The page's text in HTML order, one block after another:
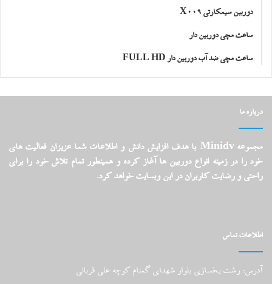
دوربین سیمکارتی X009
ساعت مچی دوربین دار
ساعت مچی ضد آب دوربین دار FULL HD
درباره ما
مجموعه Minidv با هدف افزایش دانش و اطلاعات شما عزیزان فعالیت های
خود را در زمینه انواع دوربین ها آغاز کرده و همینطور تمام تلاش خود را برای
راحتی و رضایت کاربران در این وبسایت خواهد کرد.
اطلاعات تماس
آدرس: رشت یخسازی بلوار شهدای گمنام کوچه علی قربانی